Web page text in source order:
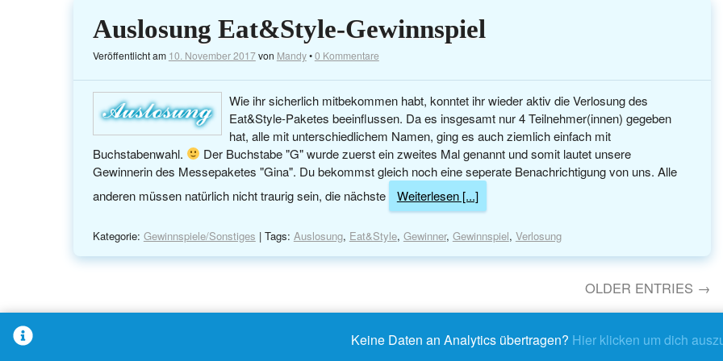
Auslosung Eat&Style-Gewinnspiel
Veröffentlicht am 10. November 2017von Mandy•0 Kommentare
Wie ihr sicherlich mitbekommen habt, konntet ihr wieder aktiv die Verlosung des
Eat&Style-Paketes beeinflussen. Da es insgesamt nur 4 Teilnehmer(innen) gegeben
hat, alle mit unterschiedlichem Namen, ging es auch ziemlich einfach mit
Buchstabenwahl.
Der Buchstabe "G" wurde zuerst ein zweites Mal genannt und somit lautet unsere
Gewinnerin des Messepaketes "Gina". Du bekommst gleich noch eine seperate Benachrichtigung von uns. Alle
anderen müssen natürlich nicht traurig sein, die nächste
Weiterlesen [...]
Kategorie: Gewinnspiele/Sonstiges | Tags: Auslosung, Eat&Style, Gewinner, Gewinnspiel, Verlosung
OLDER ENTRIES →
Keine Daten an Analytics übertragen? Hier klicken um dich